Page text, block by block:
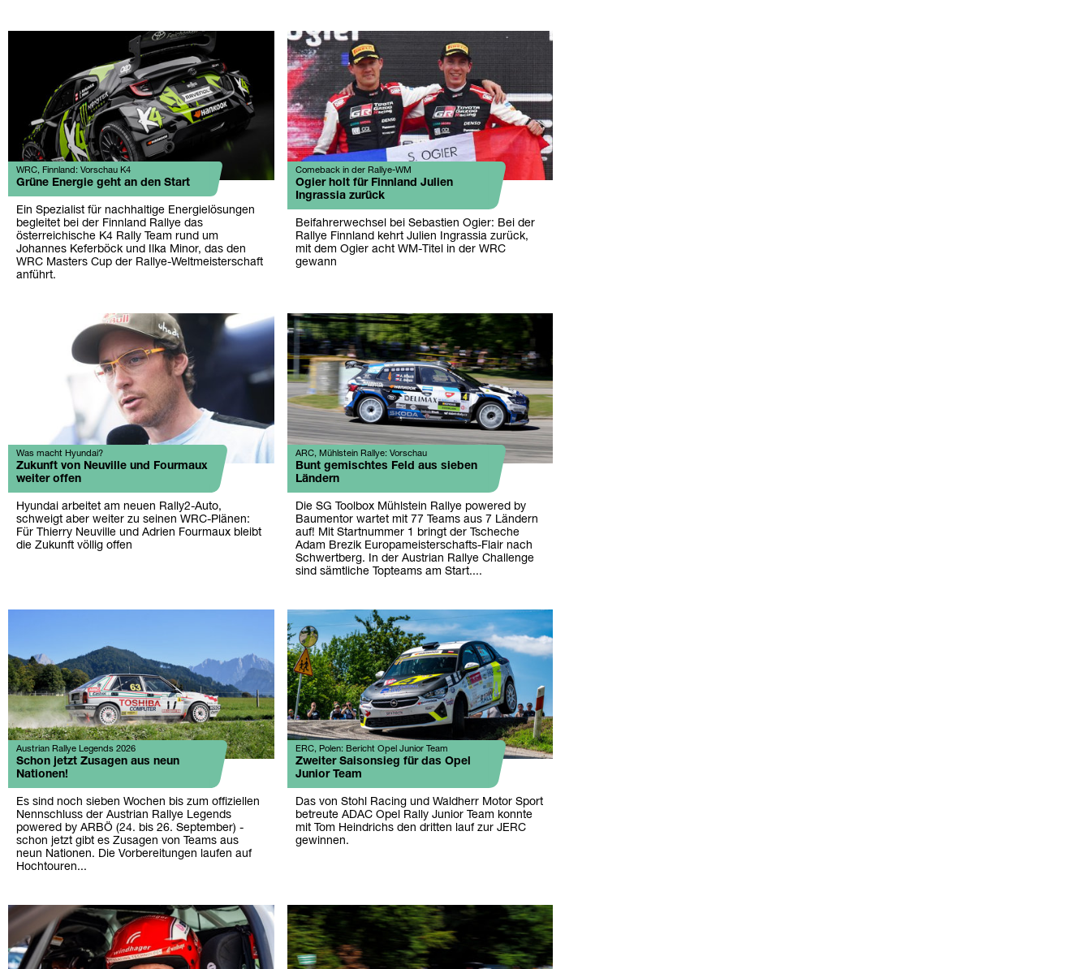
WRC, Finnland: Vorschau K4
Grüne Energie geht an den Start
Ein Spezialist für nachhaltige Energielösungen
begleitet bei der Finnland Rallye das
österreichische K4 Rally Team rund um
Johannes Keferböck und Ilka Minor, das den
WRC Masters Cup der Rallye-Weltmeisterschaft
anführt.
Comeback in der Rallye-WM
Ogier holt für Finnland Julien
Ingrassia zurück
Beifahrerwechsel bei Sebastien Ogier: Bei der
Rallye Finnland kehrt Julien Ingrassia zurück,
mit dem Ogier acht WM-Titel in der WRC
gewann
Was macht Hyundai?
Zukunft von Neuville und Fourmaux
weiter offen
Hyundai arbeitet am neuen Rally2-Auto,
schweigt aber weiter zu seinen WRC-Plänen:
Für Thierry Neuville und Adrien Fourmaux bleibt
die Zukunft völlig offen
ARC, Mühlstein Rallye: Vorschau
Bunt gemischtes Feld aus sieben
Ländern
Die SG Toolbox Mühlstein Rallye powered by
Baumentor wartet mit 77 Teams aus 7 Ländern
auf! Mit Startnummer 1 bringt der Tscheche
Adam Brezik Europameisterschafts-Flair nach
Schwertberg. In der Austrian Rallye Challenge
sind sämtliche Topteams am Start....
Austrian Rallye Legends 2026
Schon jetzt Zusagen aus neun
Nationen!
Es sind noch sieben Wochen bis zum offiziellen
Nennschluss der Austrian Rallye Legends
powered by ARBÖ (24. bis 26. September) -
schon jetzt gibt es Zusagen von Teams aus
neun Nationen. Die Vorbereitungen laufen auf
Hochtouren...
ERC, Polen: Bericht Opel Junior Team
Zweiter Saisonsieg für das Opel
Junior Team
Das von Stohl Racing und Waldherr Motor Sport
betreute ADAC Opel Rally Junior Team konnte
mit Tom Heindrichs den dritten lauf zur JERC
gewinnen.